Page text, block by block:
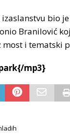
bio
Branilović
most i tematski
mp3}